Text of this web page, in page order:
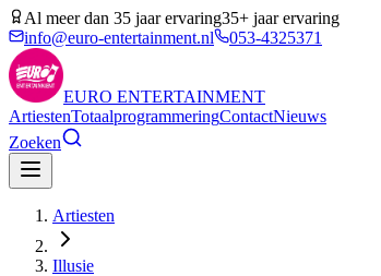
Al meer dan 35 jaar ervaring35+ jaar ervaring
info@euro-entertainment.nl
053-4325371
EURO ENTERTAINMENT
ArtiestenTotaalprogrammeringContactNieuws
Zoeken
Artiesten
Illusie